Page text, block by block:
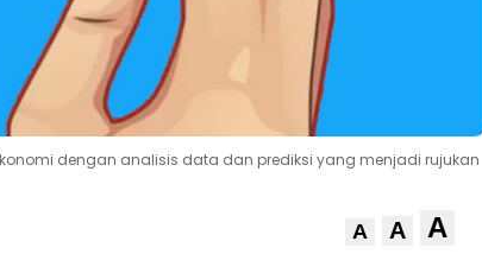
dengan analisis data dan prediksi yang menjadi rujukan
A A A